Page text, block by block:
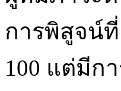
การพิสูจน์
100 แต่มีก